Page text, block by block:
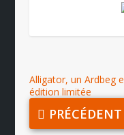
Alligator, un Ardbeg
édition limitée
PRÉCÉDENT